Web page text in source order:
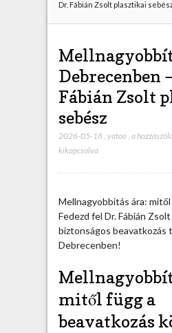
Dr. Fábián Zsolt plasztikai
Debrecenben
Fábián Zsolt
sebész
2026-05-18, yatoo, M
a
g
y
b
í
t
á
a
kikapcsolva
Mellnagyobbítás ára:
Fedezd fel Dr. Fábián
biztonságos beavatkozás
Debrecenben!
mitől függ a
beavatkozás